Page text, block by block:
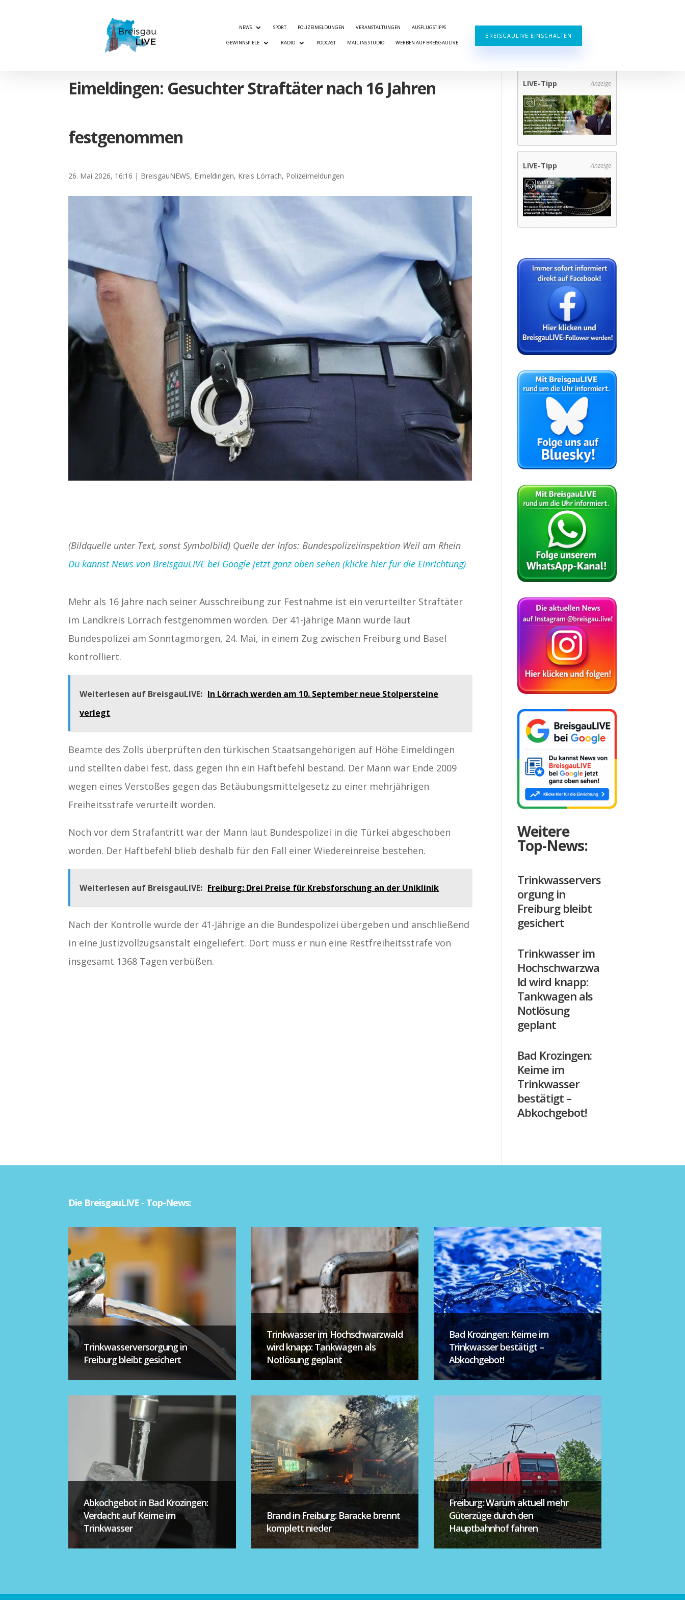
NEWS SPORT POLIZEIMELDUNGEN VERANSTALTUNGEN AUSFLUGSTIPPS
GEWINNSPIELE RADIO PODCAST MAIL INS STUDIO WERBEN AUF BREISGAULIVE
BREISGAULIVE EINSCHALTEN
Eimeldingen: Gesuchter Straftäter nach 16 Jahren
festgenommen
26. Mai 2026, 16:16 | BreisgauNEWS, Eimeldingen, Kreis Lörrach, Polizeimeldungen
(Bildquelle unter Text, sonst Symbolbild) Quelle der Infos: Bundespolizeiinspektion Weil am Rhein
Du kannst News von BreisgauLIVE bei Google jetzt ganz oben sehen (klicke hier für die Einrichtung)
Mehr als 16 Jahre nach seiner Ausschreibung zur Festnahme ist ein verurteilter Straftäter
im Landkreis Lörrach festgenommen worden. Der 41-jährige Mann wurde laut
Bundespolizei am Sonntagmorgen, 24. Mai, in einem Zug zwischen Freiburg und Basel
kontrolliert.
Weiterlesen auf BreisgauLIVE: In Lörrach werden am 10. September neue Stolpersteine
verlegt
Beamte des Zolls überprüften den türkischen Staatsangehörigen auf Höhe Eimeldingen
und stellten dabei fest, dass gegen ihn ein Haftbefehl bestand. Der Mann war Ende 2009
wegen eines Verstoßes gegen das Betäubungsmittelgesetz zu einer mehrjährigen
Freiheitsstrafe verurteilt worden.
Noch vor dem Strafantritt war der Mann laut Bundespolizei in die Türkei abgeschoben
worden. Der Haftbefehl blieb deshalb für den Fall einer Wiedereinreise bestehen.
Weiterlesen auf BreisgauLIVE: Freiburg: Drei Preise für Krebsforschung an der Uniklinik
Nach der Kontrolle wurde der 41-Jährige an die Bundespolizei übergeben und anschließend
in eine Justizvollzugsanstalt eingeliefert. Dort muss er nun eine Restfreiheitsstrafe von
insgesamt 1368 Tagen verbüßen.
LIVE-Tipp Anzeige
LIVE-Tipp Anzeige
Weitere
Top-News:
Trinkwasservers
orgung in
Freiburg bleibt
gesichert
Trinkwasser im
Hochschwarzwa
ld wird knapp:
Tankwagen als
Notlösung
geplant
Bad Krozingen:
Keime im
Trinkwasser
bestätigt –
Abkochgebot!
Die BreisgauLIVE - Top-News:
Trinkwasserversorgung in
Freiburg bleibt gesichert
Trinkwasser im Hochschwarzwald
wird knapp: Tankwagen als
Notlösung geplant
Bad Krozingen: Keime im
Trinkwasser bestätigt –
Abkochgebot!
Abkochgebot in Bad Krozingen:
Verdacht auf Keime im
Trinkwasser
Brand in Freiburg: Baracke brennt
komplett nieder
Freiburg: Warum aktuell mehr
Güterzüge durch den
Hauptbahnhof fahren